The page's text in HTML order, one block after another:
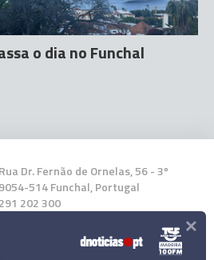
o dia no Funchal
Rua Dr. Fernão de Ornelas, 56 - 3º
9054-514 Funchal, Portugal
291 202 300
a nossa App ×